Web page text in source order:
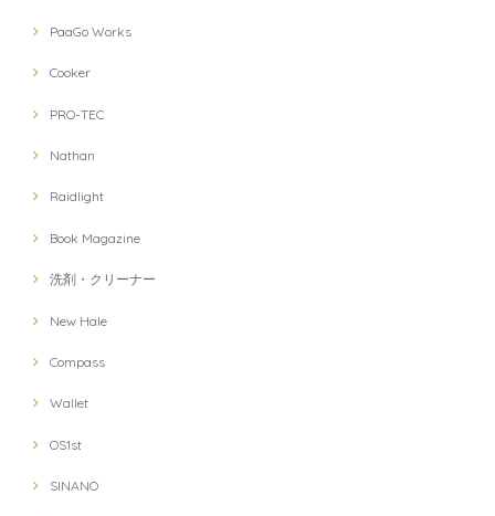
PaaGo Works
Cooker
PRO-TEC
Nathan
Raidlight
Book Magazine
洗剤・クリーナー
New Hale
Compass
Wallet
OS1st
SINANO